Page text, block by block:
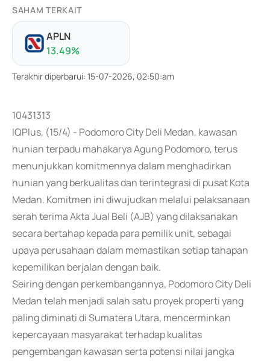
SAHAM TERKAIT
APLN
13.49%
Terakhir diperbarui: 15-07-2026, 02:50:am
10431313
IQPlus, (15/4) - Podomoro City Deli Medan, kawasan
hunian terpadu mahakarya Agung Podomoro, terus
menunjukkan komitmennya dalam menghadirkan
hunian yang berkualitas dan terintegrasi di pusat Kota
Medan. Komitmen ini diwujudkan melalui pelaksanaan
serah terima Akta Jual Beli (AJB) yang dilaksanakan
secara bertahap kepada para pemilik unit, sebagai
upaya perusahaan dalam memastikan setiap tahapan
kepemilikan berjalan dengan baik.
Seiring dengan perkembangannya, Podomoro City Deli
Medan telah menjadi salah satu proyek properti yang
paling diminati di Sumatera Utara, mencerminkan
kepercayaan masyarakat terhadap kualitas
pengembangan kawasan serta potensi nilai jangka